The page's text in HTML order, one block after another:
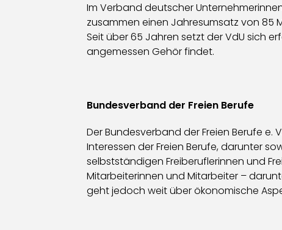
Im Verband deutscher
zusammen einen Jahresumsatz von 85
Seit über 65 Jahren setzt der VdU sich
angemessen Gehör findet.
Bundesverband der Freien Berufe
Der Bundesverband der Freien Berufe
Interessen der Freien Berufe, darunter
selbstständigen Freiberuflerinnen und
Mitarbeiterinnen und Mitarbeiter –
geht jedoch weit über ökonomische